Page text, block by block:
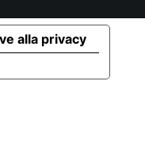
alla privacy